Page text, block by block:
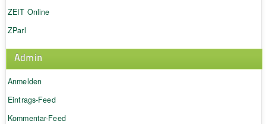
ZEIT Online
ZParl
Admin
Anmelden
Eintrags-Feed
Kommentar-Feed